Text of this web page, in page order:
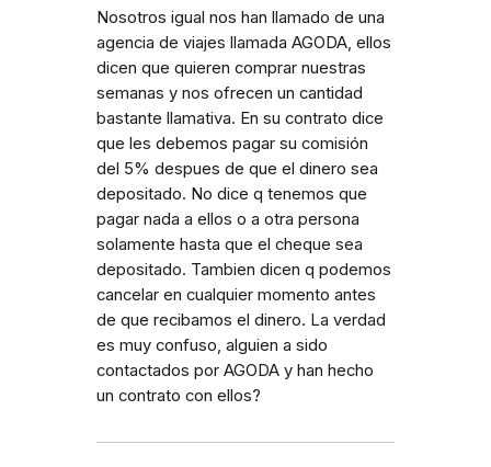
Nosotros igual nos han llamado de una
agencia de viajes llamada AGODA, ellos
dicen que quieren comprar nuestras
semanas y nos ofrecen un cantidad
bastante llamativa. En su contrato dice
que les debemos pagar su comisión
del 5% despues de que el dinero sea
depositado. No dice q tenemos que
pagar nada a ellos o a otra persona
solamente hasta que el cheque sea
depositado. Tambien dicen q podemos
cancelar en cualquier momento antes
de que recibamos el dinero. La verdad
es muy confuso, alguien a sido
contactados por AGODA y han hecho
un contrato con ellos?